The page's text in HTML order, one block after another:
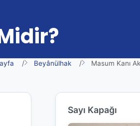
Beyânülhak Masum Kanı
Sayı Kapağı